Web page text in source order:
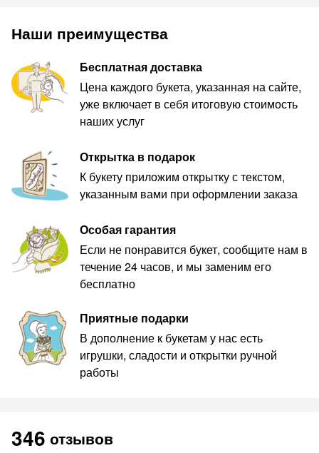
Наши преимущества
Бесплатная доставка
Цена каждого букета, указанная на сайте,
уже включает в себя итоговую стоимость
наших услуг
Открытка в подарок
К букету приложим открытку с текстом,
указанным вами при оформлении заказа
Особая гарантия
Если не понравится букет, сообщите нам в
течение 24 часов, и мы заменим его
бесплатно
Приятные подарки
В дополнение к букетам у нас есть
игрушки, сладости и открытки ручной
работы
346 отзывов